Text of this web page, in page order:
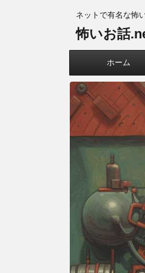
ネットで有名な怖
怖いお話
ホーム